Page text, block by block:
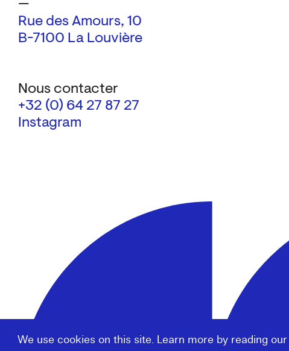
We use cookies on this site. Learn more by reading our
—
Rue des Amours, 10
B-7100 La Louvière
Nous contacter
+32 (0) 64 27 87 27
Instagram